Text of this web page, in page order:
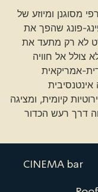
מסוגנן ומיוזע של
פונג שהפך את
לא רק מתעד את
צולל אל חוויה
אמריקאית
קיומית, ומציגה
דרך רעש הכדור
CINEMA bar